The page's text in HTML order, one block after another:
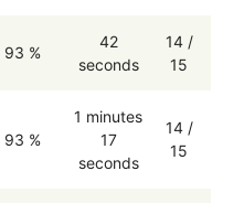
93 %
42
seconds
14 /
15
93 %
1 minutes
17
seconds
14 /
15